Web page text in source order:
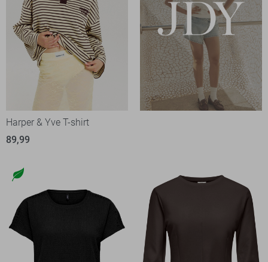
Harper & Yve T-shirt
89,99